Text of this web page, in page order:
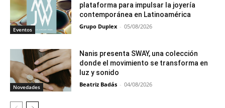
Eventos
plataforma para impulsar la joyería
contemporánea en Latinoamérica
Grupo Duplex - 05/08/2026
Novedades
Nanis presenta SWAY, una colección
donde el movimiento se transforma en
luz y sonido
Beatriz Badás - 04/08/2026